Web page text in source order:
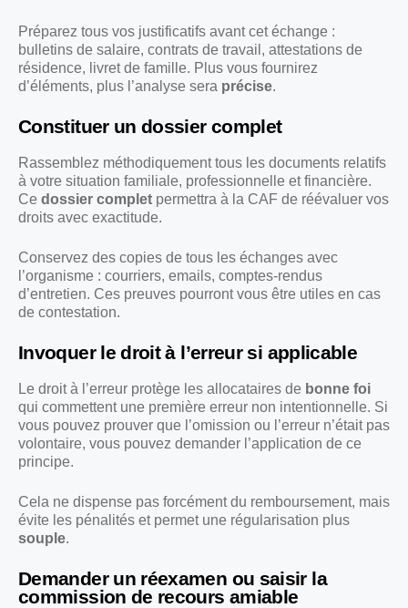
Préparez tous vos justificatifs avant cet échange :
bulletins de salaire, contrats de travail, attestations de
résidence, livret de famille. Plus vous fournirez
d’éléments, plus l’analyse sera précise.
Constituer un dossier complet
Rassemblez méthodiquement tous les documents relatifs
à votre situation familiale, professionnelle et financière.
Ce dossier complet permettra à la CAF de réévaluer vos
droits avec exactitude.
Conservez des copies de tous les échanges avec
l’organisme : courriers, emails, comptes-rendus
d’entretien. Ces preuves pourront vous être utiles en cas
de contestation.
Invoquer le droit à l’erreur si applicable
Le droit à l’erreur protège les allocataires de bonne foi
qui commettent une première erreur non intentionnelle. Si
vous pouvez prouver que l’omission ou l’erreur n’était pas
volontaire, vous pouvez demander l’application de ce
principe.
Cela ne dispense pas forcément du remboursement, mais
évite les pénalités et permet une régularisation plus
souple.
Demander un réexamen ou saisir la
commission de recours amiable